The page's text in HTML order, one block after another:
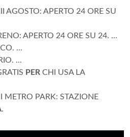
AGOSTO: APERTO 24 ORE SU
APERTO 24 ORE SU 24. ...
...
...
PER CHI USA LA
METRO PARK: STAZIONE
.